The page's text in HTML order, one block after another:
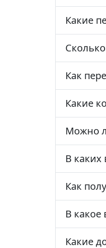
Какие
Как
Какие
Можно
В
Как
В какое
Какие